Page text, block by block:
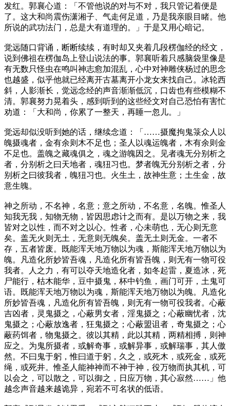
发红。郭襄心道：「不管他说的对与不对，我只管记着便是
了。这大和尚震伤潇湘子、气走何足道，乃是我亲眼目睹。他
所说的武功法门，总是大有道理的。」于是又用心暗记。
觉远随口背诵，断断续续，有时却又夹着几段楞伽经的经文，
说到佛祖在楞伽岛上登山说法的事。郭襄听着只感脑袋里像是
有无数只怪虫在鸣叫神志愈加混乱，心中对神雕侠杨过的思念
也越盛，似乎他就已经离开古墓离开小龙女来找自己。冰轮西
斜，人影渐长，觉远念经的声音渐渐低沉，口齿也有些模糊不
清。郭襄努力晃着头，感到听到的这些经文对自己恐怕有害忙
劝道：「大和尚，你累了一整天，再睡一忽儿。」
觉远却似没听到她的话，继续念道：「……摄魔拘鬼箓众人以
魄摄魂者，金有余则木不足也；圣人以魂运魄者，木有余则金
不足也。盖魄之藏魂俱之，魂之游魄因之。见者魂无分别析之
者，分别析之曰天地者，魂狃习也。梦者魄无分别析之者，分
别析之曰彼我者，魄狃习也。火生土，故神生意；土生金，故
意生魄。
神之所动，不名神，名意；意之所动，不名意，名魄。惟圣人
知我无我，知物无物，皆因思虑计之而有。是以万物之来，我
皆对之以性，而不对之以心。性者，心未萌也，无心则无意
矣。盖无火则无土，无意则无魄矣。盖无土则无金。一者不
存，五者皆废。既能浑天地万物以为魂，斯能浑天地万物以为
魄。凡造化所妙皆吾魂，凡造化所有皆吾魄，则无有一物可役
我者。人之力，有可以夺天地造化者，如冬起雷，夏造冰，死
尸能行，枯木能华，豆中摄鬼，杯中钓鱼，画门可开，土鬼可
语。既能浑天地万物以为魂，斯能浑天地万物以为魄。凡造化
所妙皆吾魂，凡造化所有皆吾魄，则无有一物可役我者。心蔽
吉凶者，灵鬼摄之，心蔽男女者，淫鬼摄之；心蔽幽忧者，沈
鬼摄之；心蔽放逸者，狂鬼摄之；心蔽盟诅者，奇鬼摄之；心
蔽药饵者，物鬼摄之。彼以其精，此以其精，两精相搏，则神
应之。为鬼所摄者，或解奇事，或解异事，或解瑞事，其人傲
然。不曰鬼于躬，惟曰道于躬，久之，或死木，或死金，或死
绳，或死井。惟圣人能神神而不神于神，役万物而执其机，可
以会之，可以散之，可以御之，日应万物，其心寂然……」他
越念声音越来越诡异，宛若不可名状的低语。